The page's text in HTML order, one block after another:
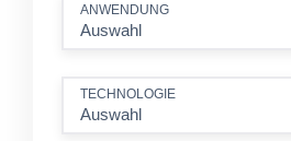
ANWENDUNG
Auswahl
TECHNOLOGIE
Auswahl